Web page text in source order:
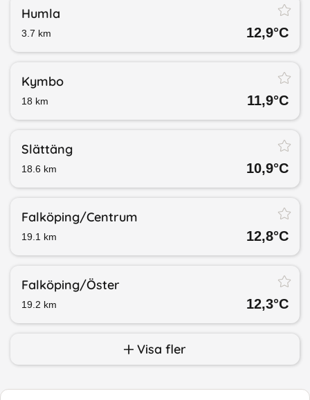
Humla
3.7 km 12,9°C
Kymbo
18 km 11,9°C
Slättäng
18.6 km 10,9°C
Falköping/​Centrum
19.1 km 12,8°C
Falköping/​Öster
19.2 km 12,3°C
Visa fler